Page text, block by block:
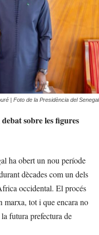
| Foto de la Presidència del Senegal
sobre les figures
ha obert un nou període
dècades com un dels
occidental. El procés
marxa, tot i que encara no
futura prefectura de